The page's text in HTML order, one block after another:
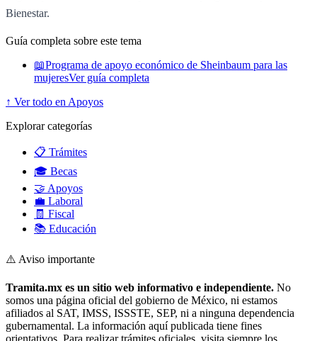
Bienestar.
Guía completa sobre este tema
📖Programa de apoyo económico de Sheinbaum para las
mujeresVer guía completa
↑ Ver todo en Apoyos
Explorar categorías
📋 Trámites
🎓 Becas
🤝 Apoyos
💼 Laboral
🧾 Fiscal
📚 Educación
⚠️ Aviso importante
Tramita.mx es un sitio web informativo e independiente. No
somos una página oficial del gobierno de México, ni estamos
afiliados al SAT, IMSS, ISSSTE, SEP, ni a ninguna dependencia
gubernamental. La información aquí publicada tiene fines
orientativos. Para realizar trámites oficiales, visita siempre los